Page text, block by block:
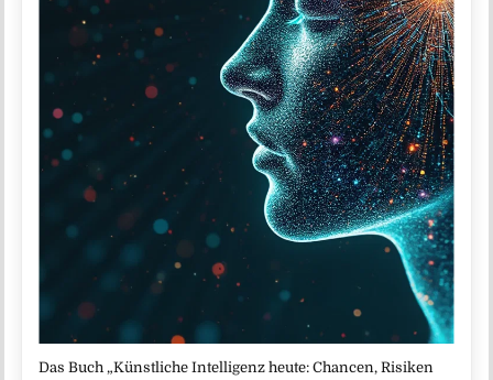
Das Buch „Künstliche Intelligenz heute: Chancen, Risiken